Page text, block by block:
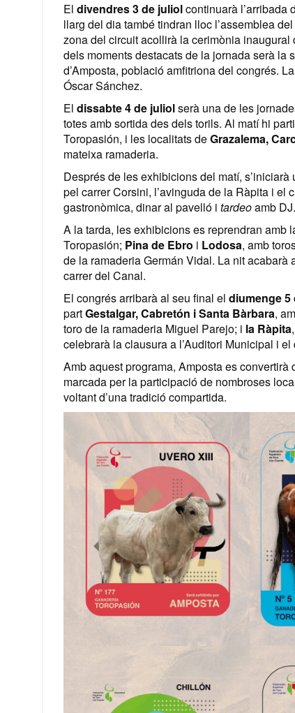
El divendres 3 de juliolcontinuarà l’arribada
llarg del dia també tindran lloc l’assemblea
zona del circuit acollirà la cerimònia
dels moments destacats de la jornada serà la
d’Amposta, població amfitriona del congrés.
Óscar Sánchez.
El dissabte 4 de juliolserà una de les
totes amb sortida des dels torils. Al matí hi
Toropasión, i les localitats deGrazalema,
mateixa ramaderia.
Després de les exhibicions del matí,
pel carrer Corsini, l’avinguda de la Ràpita i el
gastronòmica, dinar al pavelló i tardeoamb DJ.
A la tarda, les exhibicions es reprendran amb
Toropasión; Pina de Ebro i Lodosa, amb
de la ramaderia Germán Vidal. La nit
carrer del Canal.
El congrés arribarà al seu final el diumenge 5
partGestalgar, Cabretón i Santa Bàrbara,
toro de la ramaderia Miguel Parejo; i la Ràpita
celebrarà la clausura a l’Auditori Municipal i
Amb aquest programa, Amposta es
marcada per la participació de nombroses
voltant d’una tradició compartida.